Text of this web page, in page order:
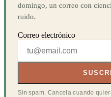
domingo, un correo con
ruido.
Correo electrónico
Sin spam. Cancela cuando